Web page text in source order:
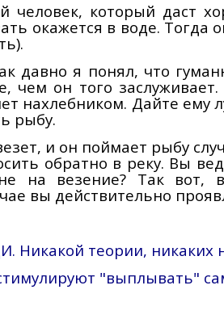
человек, который даст
окажется в воде. Тогда
давно я понял, что
чем он того
нахлебником. Дайте ему
рыбу.
и он поймает рыбу
обратно в реку. Вы
на везение? Так вот,
вы действительно
Никакой теории, никаких
"выплывать"